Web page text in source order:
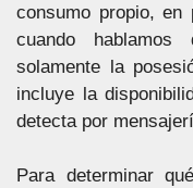
consumo propio, en
cuando
solamente la
incluye la
detecta por
Para determinar